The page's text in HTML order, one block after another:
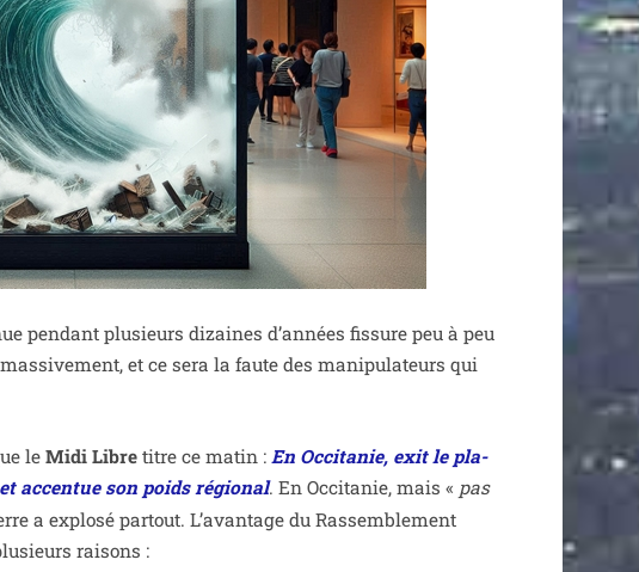
pen­dant plu­sieurs dizaines d’an­nées fis­sure peu à peu
et ce sera la faute des mani­pu­la­teurs qui
leMidi Libre titre ce matin :En Occitanie, exit le pla­
accen­tue son poids régio­nal. En Occitanie, mais « pas
a explo­sé par­tout. L’avantage du Rassemblement
rai­sons :